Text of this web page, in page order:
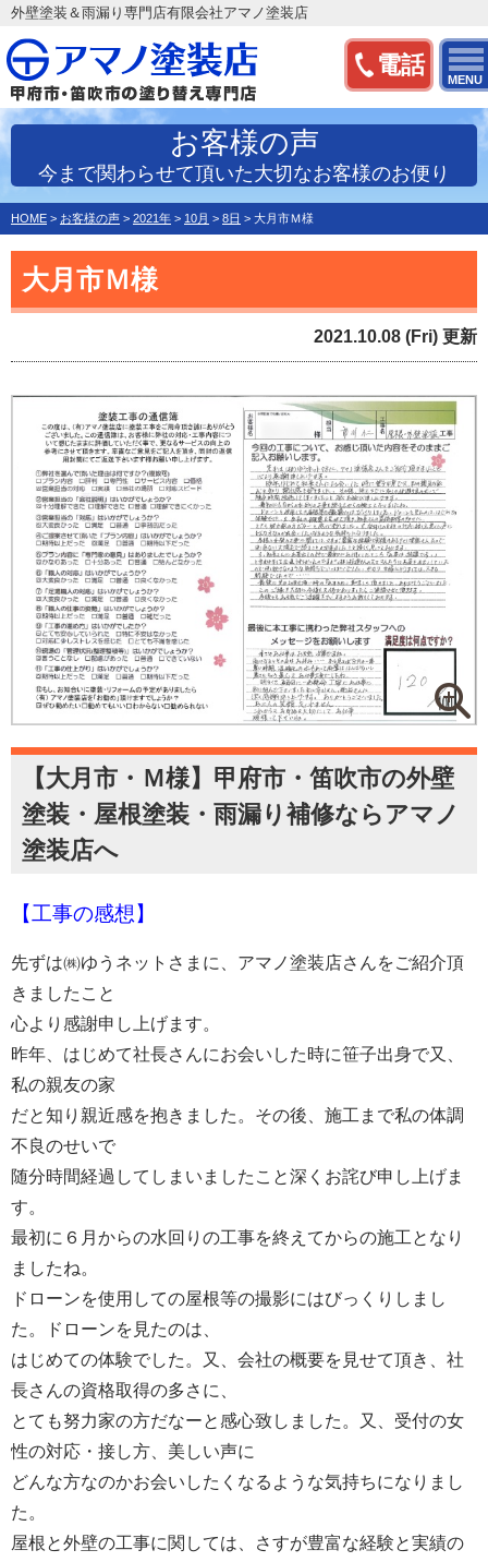
電話
MENU
外壁塗装＆雨漏り専門店有限会社アマノ塗装店
お客様の声
今まで関わらせて頂いた大切なお客様のお便り
HOME > お客様の声 > 2021年 > 10月 > 8日 > 大月市Ｍ様
大月市Ｍ様
2021.10.08 (Fri) 更新
【大月市・Ｍ様】甲府市・笛吹市の外壁
塗装・屋根塗装・雨漏り補修ならアマノ
塗装店へ
【工事の感想】
先ずは㈱ゆうネットさまに、アマノ塗装店さんをご紹介頂
きましたこと
心より感謝申し上げます。
昨年、はじめて社長さんにお会いした時に笹子出身で又、
私の親友の家
だと知り親近感を抱きました。その後、施工まで私の体調
不良のせいで
随分時間経過してしまいましたこと深くお詫び申し上げま
す。
最初に６月からの水回りの工事を終えてからの施工となり
ましたね。
ドローンを使用しての屋根等の撮影にはびっくりしまし
た。ドローンを見たのは、
はじめての体験でした。又、会社の概要を見せて頂き、社
長さんの資格取得の多さに、
とても努力家の方だなーと感心致しました。又、受付の女
性の対応・接し方、美しい声に
どんな方なのかお会いしたくなるような気持ちになりまし
た。
屋根と外壁の工事に関しては、さすが豊富な経験と実績の